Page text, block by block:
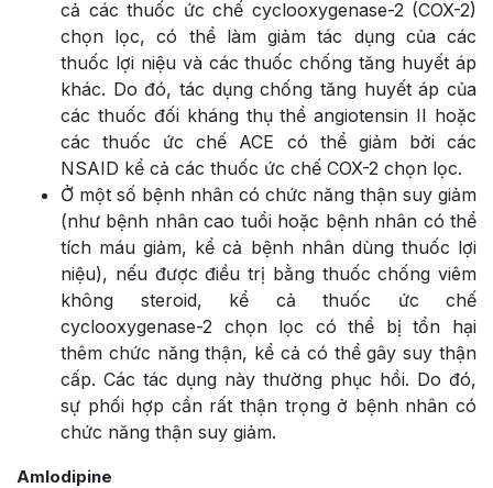
cả các thuốc ức chế cyclooxygenase-2 (COX-2)
chọn lọc, có thể làm giảm tác dụng của các
thuốc lợi niệu và các thuốc chống tăng huyết áp
khác. Do đó, tác dụng chống tăng huyết áp của
các thuốc đối kháng thụ thể angiotensin II hoặc
các thuốc ức chế ACE có thể giảm bởi các
NSAID kể cả các thuốc ức chế COX-2 chọn lọc.
Ở một số bệnh nhân có chức năng thận suy giảm
(như bệnh nhân cao tuổi hoặc bệnh nhân có thể
tích máu giảm, kể cả bệnh nhân dùng thuốc lợi
niệu), nếu được điều trị bằng thuốc chống viêm
không steroid, kể cả thuốc ức chế
cyclooxygenase-2 chọn lọc có thể bị tổn hại
thêm chức năng thận, kể cả có thể gây suy thận
cấp. Các tác dụng này thường phục hồi. Do đó,
sự phối hợp cần rất thận trọng ở bệnh nhân có
chức năng thận suy giảm.
Amlodipine